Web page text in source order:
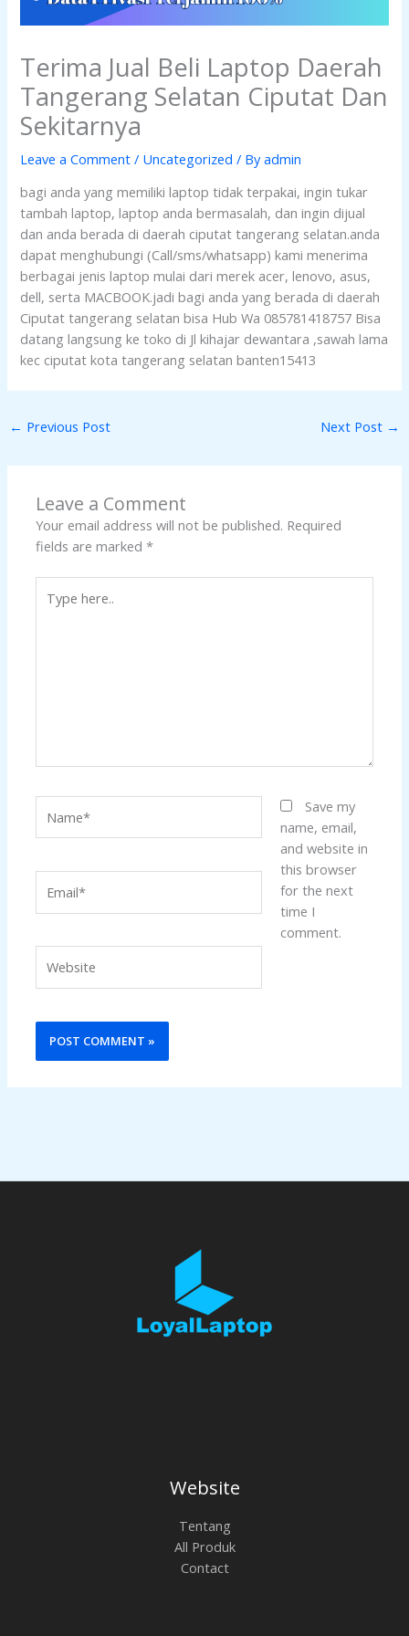
Terima Jual Beli Laptop Daerah
Tangerang Selatan Ciputat Dan
Sekitarnya
Leave a Comment / Uncategorized / Byadmin
bagi anda yang memiliki laptop tidak terpakai, ingin tukar
tambah laptop, laptop anda bermasalah, dan ingin dijual
dan anda berada di daerah ciputat tangerang selatan.anda
dapat menghubungi (Call/sms/whatsapp) kami menerima
berbagai jenis laptop mulai dari merek acer, lenovo, asus,
dell, serta MACBOOK.jadi bagi anda yang berada di daerah
Ciputat tangerang selatan bisa Hub Wa 085781418757 Bisa
datang langsung ke toko di Jl kihajar dewantara ,sawah lama
kec ciputat kota tangerang selatan banten15413
← Previous Post Next Post →
Leave a Comment
Your email address will not be published. Required
fields are marked*
here..
Save my
name, email,
and website in
this browser
for the next
time I
comment.
Website
Tentang
All Produk
Contact